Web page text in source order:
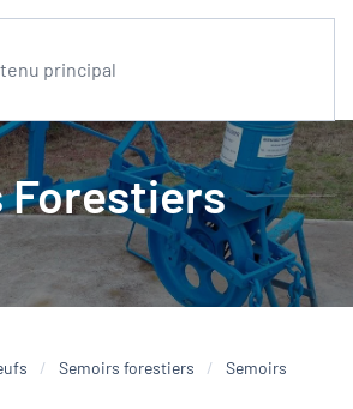
principal
Forestiers
Semoirs forestiers
Semoirs